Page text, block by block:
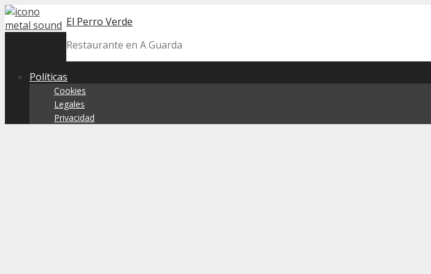
Skip
to
El Perro Verde
Restaurante en A Guarda
Políticas
Cookies
Legales
Privacidad